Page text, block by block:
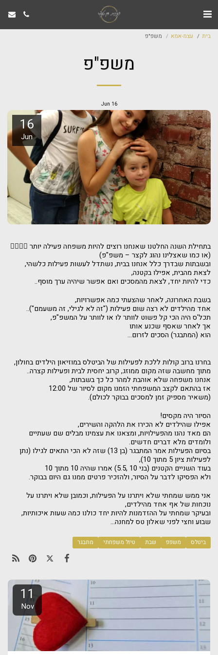
בית עצמ-אמא משפ"פ
משפ"פ
16
Jun
16
Jun
בתחילת השנה החלטנו שאנחנו רוצים להיות משפחה פעילה יותר 🏃‍♀🏃‍♂
(או כמו שאצלינו נהוג לקצר – משפ"פ)
ובשבתות שבדרך כלל אנחנו בבית, נשתדל לעשות פעילות כלשהי,
לצאת מהבית, אפילו בקטנה,
כדי להיות יחד, לצאת מהמסכים ואם אפשר שיהיה ערך מוסף..
בשבת האחרונה, לאחר שהצעתי כמה אפשרויות,
אחד מהילדים לא רצה שום פעילות ("זה לא לגילי, זה משעמם")..
תכל'ס היה הכי קל פשוט לוותר לו או לוותר על המשפ"פ,
אך לאחר שאסף שכנע אותו
הוא (המתבגר) הסכים לזרום...
בחרנו ברוב קולות ללכת לפעילות של הביטלס במוזיאון הילדים בחולון,
מתוך מחשבה שזה מקום ממוזג, קרוב יחסית לבית ופעילות קצרה..
אנחנו משפחה שלא אוהבת למהר כל כך בשבתות,
אז בהתאם לקצב המשפחתי הזמנו מקום לסיור של 12:00
(משאיר מספיק זמן למסכים בבוקר לכולם).
הסיור היה מקסים!
אפילו שהילדים לא הכירו את הלהקה והשירים,
הם מאד נהנו מהפעילויות, ומצאנו את עצמינו מבלים שם שעתיים
ולומדים מלא דברים חדשים.
בסיום הפעילות אמר המתבגר (בן 13) שזה לא הכי התאים לגילו (נתן
לפעילות ציון 5 מתוך 10),
בעוד השניים הקטנים (בני 10 ,5.5) אמרו שהיה 10 מתוך 10
ולא הפסיקו לדבר על הסיור, ולהזכיר פרטים ממנו גם היום בבוקר.
אני ממש שמחתי שלא ויתרנו על הפעילות, וכמובן שלא ויתרנו על
נוכחות של אף אחד מהילדים,
ובעיקר שמחתי על ההזדמנות להיות יחד כולנו כמה שעות איכותיות,
שבוע וחצי לפני שאלון טס למחנה...
ביטלס משפפ שבת טיול משפחתי מתבגר
11
Nov